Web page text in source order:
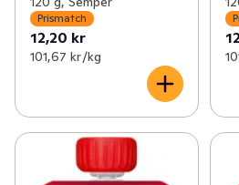
Prismatch
12,20 kr
101,67 kr /kg